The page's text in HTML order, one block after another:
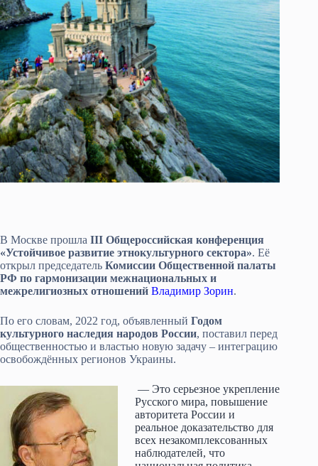
В Москве прошла III Общероссийская конференция
«Устойчивое развитие этнокультурного сектора». Её
открыл председатель Комиссии Общественной палаты
РФ по гармонизации межнациональных и
межрелигиозных отношений Владимир Зорин.
По его словам, 2022 год, объявленный Годом
культурного наследия народов России, поставил перед
общественностью и властью новую задачу – интеграцию
освобождённых регионов Украины.
— Это серьезное укрепление
Русского мира, повышение
авторитета России и
реальное доказательство для
всех незакомплексованных
наблюдателей, что